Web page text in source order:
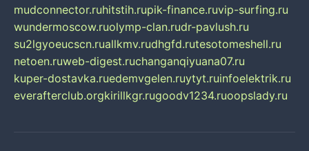
mudconnector.ruhitstih.rupik-finance.ruvip-surfing.ru
wundermoscow.ruolymp-clan.rudr-pavlush.ru
su2lgyoeucscn.ruallkmv.rudhgfd.rutesotomeshell.ru
netoen.ruweb-digest.ruchanganqiyuana07.ru
kuper-dostavka.ruedemvgelen.ruytyt.ruinfoelektrik.ru
everafterclub.orgkirillkgr.rugoodv1234.ruoopslady.ru